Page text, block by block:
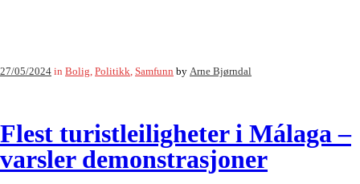
27/05/2024 in Bolig, Politikk, Samfunn by Arne Bjørndal
Flest turistleiligheter i Málaga –
varsler demonstrasjoner